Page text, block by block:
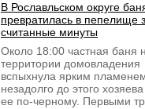
В Рославльском округе
превратилась в пепелище
считанные минуты
Около 18:00 частная баня
территории домовладения
вспыхнула ярким
незадолго до этого
ее по-черному. Первыми